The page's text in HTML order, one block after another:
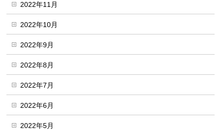
2022年11月
2022年10月
2022年9月
2022年8月
2022年7月
2022年6月
2022年5月